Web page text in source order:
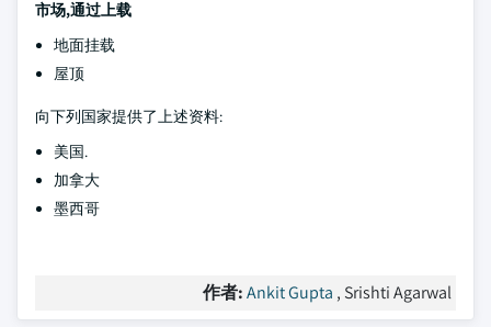
市场,通过上载
地面挂载
屋顶
向下列国家提供了上述资料:
美国.
加拿大
墨西哥
作者:Ankit Gupta , Srishti Agarwal